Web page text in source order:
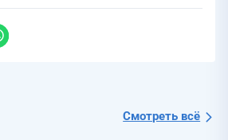
Смотреть всё